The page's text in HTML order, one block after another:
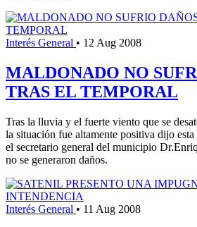
Interés General • 12 Aug 2008
MALDONADO NO
TRAS EL TEMPORAL
Tras la lluvia y el fuerte viento que se
la situación fue altamente positiva dijo
el secretario general del municipio
no se generaron daños.
Interés General • 11 Aug 2008